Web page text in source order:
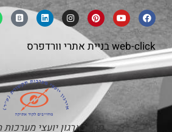
web-clickבניית אתרי וורדפרס
חבר בארגון יועצי